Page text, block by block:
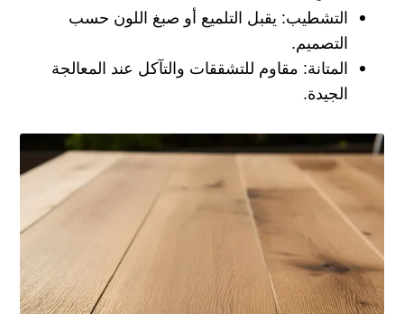
التشطيب: يقبل التلميع أو صبغ اللون حسب
التصميم.
المتانة: مقاوم للتشققات والتآكل عند المعالجة
الجيدة.